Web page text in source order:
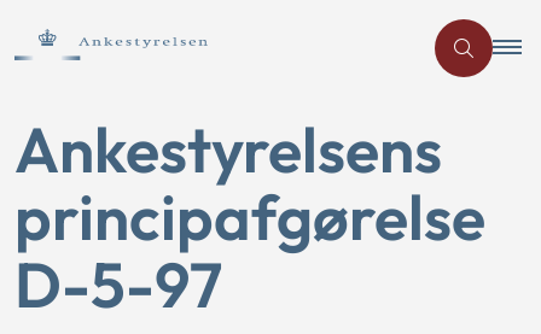
Ankestyrelsens
principafgørelse
D-5-97